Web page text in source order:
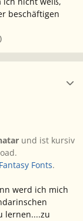
beschäftigen
und ist kursiv
Fonts.
werd ich mich
lernen....zu